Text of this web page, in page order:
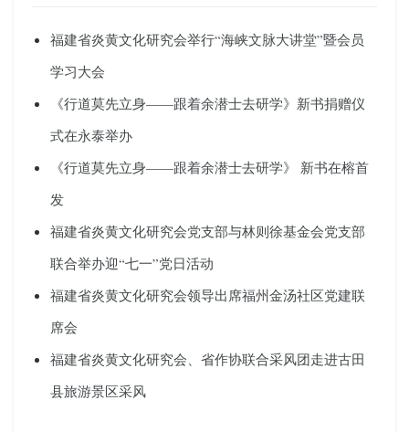
福建省炎黄文化研究会举行“海峡文脉大讲堂”暨会员
学习大会
《行道莫先立身——跟着余潜士去研学》新书捐赠仪
式在永泰举办
《行道莫先立身——跟着余潜士去研学》 新书在榕首
发
福建省炎黄文化研究会党支部与林则徐基金会党支部
联合举办迎“七一”党日活动
福建省炎黄文化研究会领导出席福州金汤社区党建联
席会
福建省炎黄文化研究会、省作协联合采风团走进古田
县旅游景区采风